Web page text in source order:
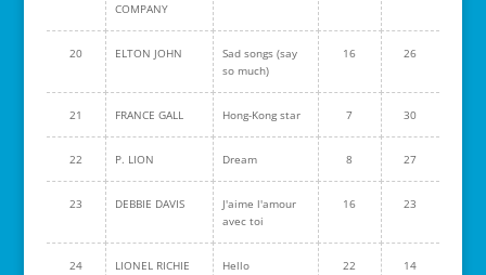
COMPANY
20 ELTON JOHN
Sad songs (say
so much)
16 26
21 FRANCE GALL Hong-Kong star 7 30
22 P. LION Dream 8 27
23 DEBBIE DAVIS
J'aime l'amour
avec toi
16 23
24 LIONEL RICHIE Hello 22 14